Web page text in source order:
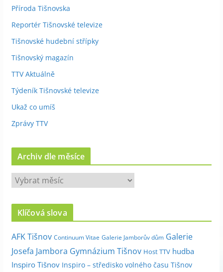
Příroda Tišnovska
Reportér Tišnovské televize
Tišnovské hudební střípky
Tišnovský magazín
TTV Aktuálně
Týdeník Tišnovské televize
Ukaž co umíš
Zprávy TTV
Archiv dle měsíce
A
r
c
v
d
l
Klíčová slova
AFK Tišnov Continuum Vitae Galerie Jamborův dům Galerie
Josefa Jambora Gymnázium Tišnov Host TTV hudba
Inspiro Tišnov Inspiro – středisko volného času Tišnov